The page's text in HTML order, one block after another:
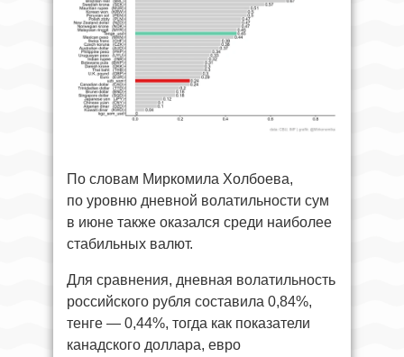
По словам Миркомила Холбоева,
по уровню дневной волатильности сум
в июне также оказался среди наиболее
стабильных валют.
Для сравнения, дневная волатильность
российского рубля составила 0,84%,
тенге — 0,44%, тогда как показатели
канадского доллара, евро